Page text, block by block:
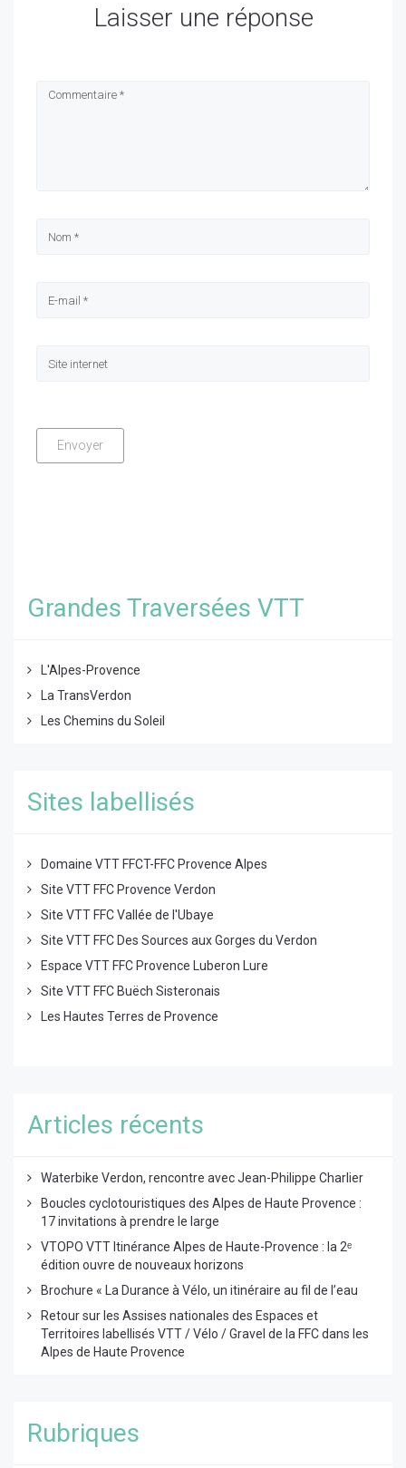
Laisser une réponse
Grandes Traversées VTT
L'Alpes-Provence
La TransVerdon
Les Chemins du Soleil
Sites labellisés
Domaine VTT FFCT-FFC Provence Alpes
Site VTT FFC Provence Verdon
Site VTT FFC Vallée de l'Ubaye
Site VTT FFC Des Sources aux Gorges du Verdon
Espace VTT FFC Provence Luberon Lure
Site VTT FFC Buëch Sisteronais
Les Hautes Terres de Provence
Articles récents
Waterbike Verdon, rencontre avec Jean-Philippe Charlier
Boucles cyclotouristiques des Alpes de Haute Provence :
17 invitations à prendre le large
VTOPO VTT Itinérance Alpes de Haute-Provence : la 2ᵉ
édition ouvre de nouveaux horizons
Brochure « La Durance à Vélo, un itinéraire au fil de l’eau
Retour sur les Assises nationales des Espaces et
Territoires labellisés VTT / Vélo / Gravel de la FFC dans les
Alpes de Haute Provence
Rubriques